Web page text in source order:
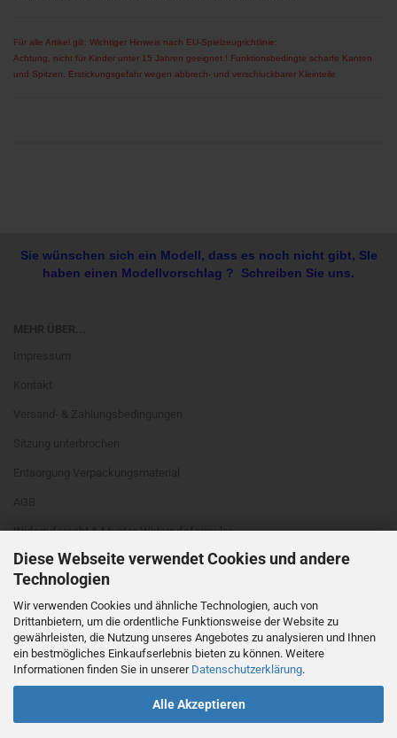
Diese Webseite verwendet Cookies und andere
Technologien
Wir verwenden Cookies und ähnliche Technologien, auch von
Drittanbietern, um die ordentliche Funktionsweise der Website zu
gewährleisten, die Nutzung unseres Angebotes zu analysieren und Ihnen
ein bestmögliches Einkaufserlebnis bieten zu können. Weitere
Informationen finden Sie in unserer Datenschutzerklärung.
Alle Akzeptieren
Für alle Artikel gilt: Wichtiger Hinweis nach EU-Spielzeugrichtlinie:
Achtung, nicht für Kinder unter 15 Jahren geeignet ! Funktionsbedingte scharfe Kanten
und Spitzen. Erstickungsgefahr wegen abbrech- und verschluckbarer Kleinteile
Sie wünschen sich ein Modell, dass es noch nicht gibt, SIe
haben einen Modellvorschlag ? Schreiben Sie uns.
Widerrufsrecht & Muster-Widerrufsformular
Privatsphäre und Datenschutz
Online Schlichtungs-Plattform
Cookie Einstellungen